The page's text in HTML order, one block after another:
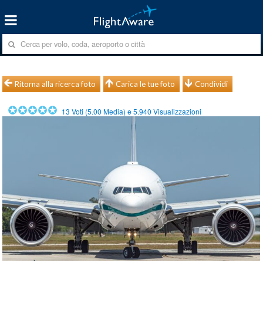
Ritorna alla ricerca foto Carica le tue foto Condividi
13 Voti (5.00 Media) e5.940 Visualizzazioni